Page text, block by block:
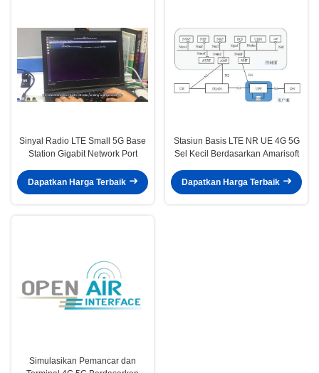
Sinyal Radio LTE Small 5G Base
Station Gigabit Network Port
Dapatkan Harga Terbaik
Stasiun Basis LTE NR UE 4G 5G
Sel Kecil Berdasarkan Amarisoft
Dapatkan Harga Terbaik
Simulasikan Pemancar dan